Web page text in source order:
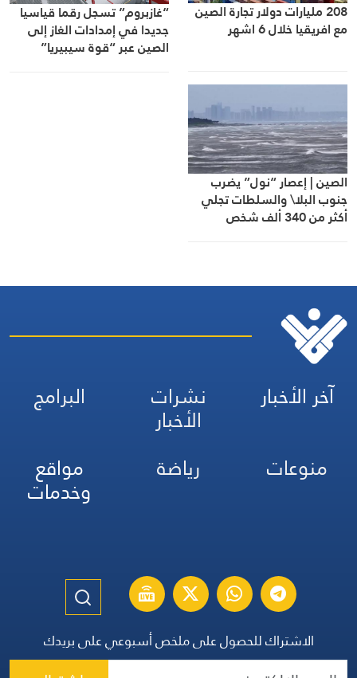
208 مليارات دولار تجارة الصين
مع افريقيا خلال 6 اشهر
“غازبروم” تسجل رقما قياسيا
جديدا في إمدادات الغاز إلى
الصين عبر “قوة سيبيريا”
الصين | إعصار “نول” يضرب
جنوب البلا\ والسلطات تجلي
أكثر من 340 ألف شخص
آخر الأخبار نشرات
الأخبار
البرامج
منوعات
رياضة مواقع
وخدمات
الاشتراك للحصول على ملخص أسبوعي على بريدك